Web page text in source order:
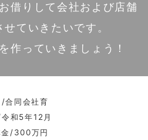
借りして会社および店舗
ていきたいです。
作っていきましょう！
合同会社育
和5年12月
金/300万円